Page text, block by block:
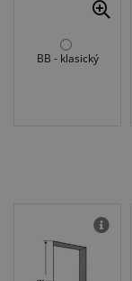
BB - klasický